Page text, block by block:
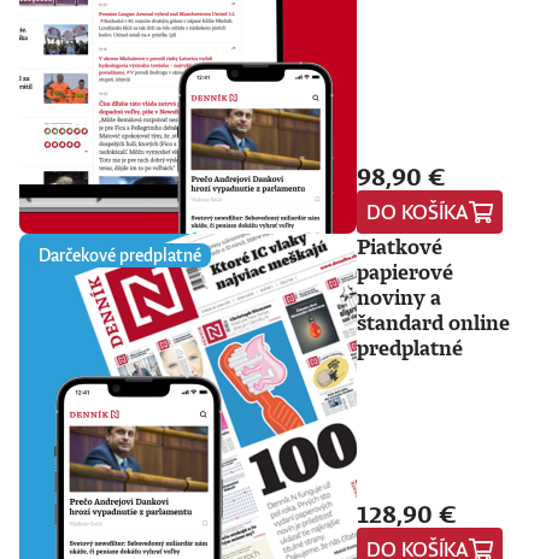
98,90 €
DO KOŠÍKA
Darčekové predplatné
Piatkové
papierové
noviny a
štandard online
predplatné
128,90 €
DO KOŠÍKA